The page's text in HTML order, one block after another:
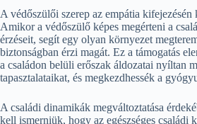
A védőszülői szerep az empátia kifejezésén
Amikor a védőszülő képes megérteni a
érzéseit, segít egy olyan környezet
biztonságban érzi magát. Ez a támogatás
a családon belüli erőszak áldozatai nyíltan
tapasztalataikat, és megkezdhessék a
A családi dinamikák megváltoztatása
kell ismerniük, hogy az egészséges családi